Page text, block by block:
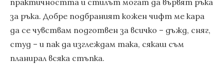
практичността и стилът могат да вървят ръка
за ръка. Добре подбраният кожен чифт ме кара
да се чувствам подготвен за всичко – дъжд, сняг,
студ – и пак да изглеждам така, сякаш съм
планирал всяка стъпка.